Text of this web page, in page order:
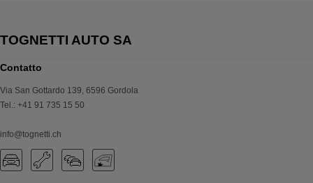
Contatto
Via San Gottardo 139, 6596 Gordola
Tel.: +41 91 735 15 50
info@tognetti.ch